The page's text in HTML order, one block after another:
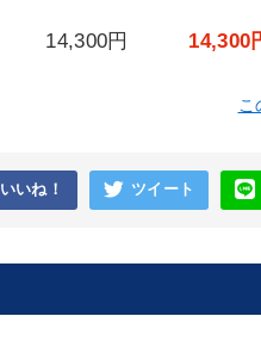
14,300円 14,300
こ
いいね！ ツイート